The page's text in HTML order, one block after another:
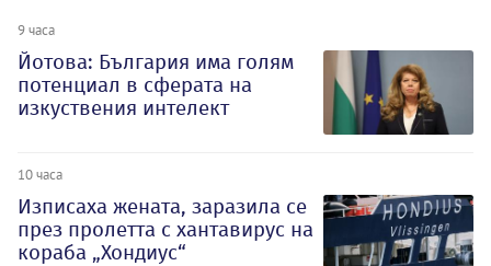
9 часа
Йотова: България има голям
потенциал в сферата на
изкуствения интелект
10 часа
Изписаха жената, заразила се
през пролетта с хантавирус на
кораба „Хондиус“